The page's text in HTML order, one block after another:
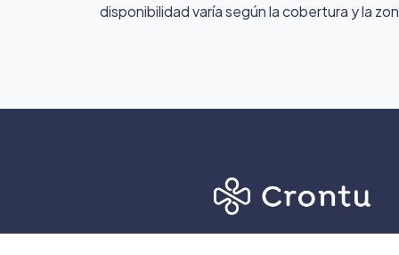
disponibilidad varía según la cobertura y la